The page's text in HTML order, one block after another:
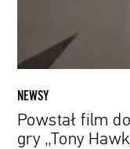
Skater”
NEWSY
Powstał film
gry „Tony